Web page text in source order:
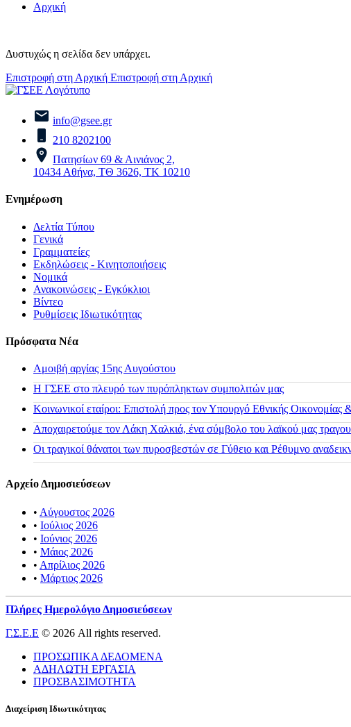
Αρχική
Δυστυχώς η σελίδα δεν υπάρχει.
Επιστροφή στη Αρχική Επιστροφή στη Αρχική
info@gsee.gr
210 8202100
Πατησίων 69 & Αινιάνος 2,
10434 Αθήνα, ΤΘ 3626, ΤΚ 10210
Ενημέρωση
Δελτία Τύπου
Γενικά
Γραμματείες
Εκδηλώσεις - Κινητοποιήσεις
Νομικά
Ανακοινώσεις - Εγκύκλιοι
Βίντεο
Ρυθμίσεις Ιδιωτικότητας
Πρόσφατα Νέα
Αμοιβή αργίας 15ης Αυγούστου
H ΓΣΕΕ στο πλευρό των πυρόπληκτων συμπολιτών μας
Κοινωνικοί εταίροι: Επιστολή προς τον Υπουργό Εθνικής
Αποχαιρετούμε τον Λάκη Χαλκιά, ένα σύμβολο του λαϊκού μας
Οι τραγικοί θάνατοι των πυροσβεστών σε Γύθειο και Ρέθυμνο
Αρχείο Δημοσιεύσεων
• Αύγουστος 2026
• Ιούλιος 2026
• Ιούνιος 2026
• Μάιος 2026
• Απρίλιος 2026
• Μάρτιος 2026
Πλήρες Ημερολόγιο Δημοσιεύσεων
Γ.Σ.Ε.Ε © 2026 All rights reserved.
ΠΡΟΣΩΠΙΚΑ ΔΕΔΟΜΕΝΑ
ΑΔΗΛΩΤΗ ΕΡΓΑΣΙΑ
ΠΡΟΣΒΑΣΙΜΟΤΗΤΑ
Διαχείριση Ιδιωτικότητας